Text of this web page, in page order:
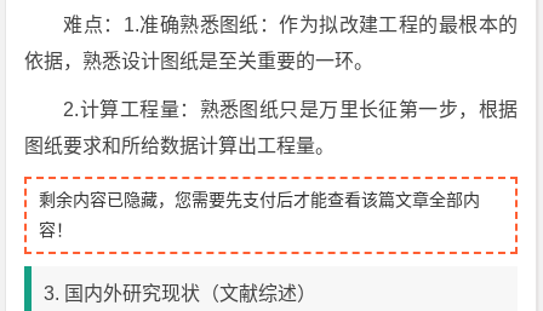
难点：1.准确熟悉图纸：作为拟改建工程的最根本的
依据，熟悉设计图纸是至关重要的一环。
2.计算工程量：熟悉图纸只是万里长征第一步，根据
图纸要求和所给数据计算出工程量。
剩余内容已隐藏，您需要先支付后才能查看该篇文章全部内
容！
3. 国内外研究现状（文献综述）